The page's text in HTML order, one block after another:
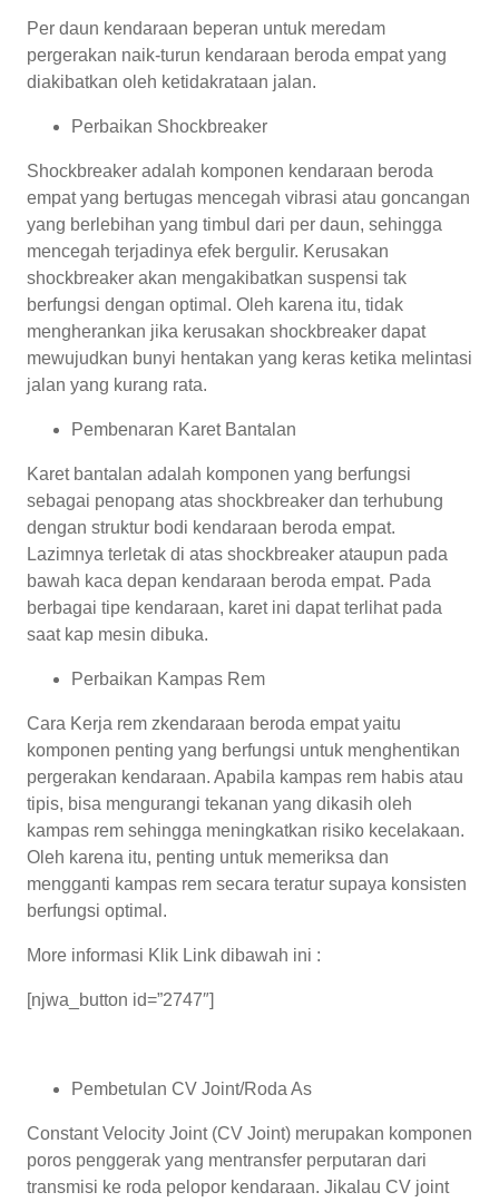
Per daun kendaraan beperan untuk meredam
pergerakan naik-turun kendaraan beroda empat yang
diakibatkan oleh ketidakrataan jalan.
Perbaikan Shockbreaker
Shockbreaker adalah komponen kendaraan beroda
empat yang bertugas mencegah vibrasi atau goncangan
yang berlebihan yang timbul dari per daun, sehingga
mencegah terjadinya efek bergulir. Kerusakan
shockbreaker akan mengakibatkan suspensi tak
berfungsi dengan optimal. Oleh karena itu, tidak
mengherankan jika kerusakan shockbreaker dapat
mewujudkan bunyi hentakan yang keras ketika melintasi
jalan yang kurang rata.
Pembenaran Karet Bantalan
Karet bantalan adalah komponen yang berfungsi
sebagai penopang atas shockbreaker dan terhubung
dengan struktur bodi kendaraan beroda empat.
Lazimnya terletak di atas shockbreaker ataupun pada
bawah kaca depan kendaraan beroda empat. Pada
berbagai tipe kendaraan, karet ini dapat terlihat pada
saat kap mesin dibuka.
Perbaikan Kampas Rem
Cara Kerja rem zkendaraan beroda empat yaitu
komponen penting yang berfungsi untuk menghentikan
pergerakan kendaraan. Apabila kampas rem habis atau
tipis, bisa mengurangi tekanan yang dikasih oleh
kampas rem sehingga meningkatkan risiko kecelakaan.
Oleh karena itu, penting untuk memeriksa dan
mengganti kampas rem secara teratur supaya konsisten
berfungsi optimal.
More informasi Klik Link dibawah ini :
[njwa_button id=”2747″]
Pembetulan CV Joint/Roda As
Constant Velocity Joint (CV Joint) merupakan komponen
poros penggerak yang mentransfer perputaran dari
transmisi ke roda pelopor kendaraan. Jikalau CV joint